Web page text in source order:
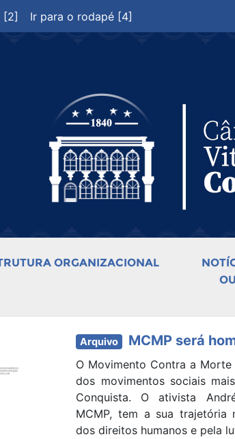
[2] Ir para o rodapé [4]
ORGANIZACIONAL
Arquivo MCMP será
O Movimento Contra a Morte
dos movimentos sociais
Conquista. O ativista
MCMP, tem a sua trajetória
dos direitos humanos e pela